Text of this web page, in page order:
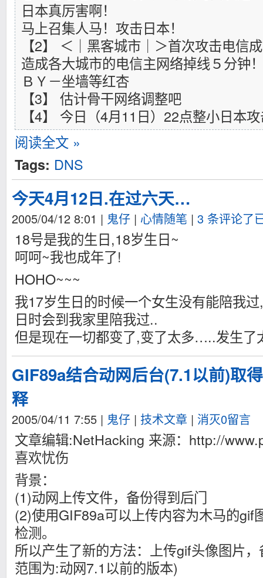
日本真厉害啊！
马上召集人马！攻击日本！
【2】 ＜｜黑客城市｜＞首次攻击电信
造成各大城市的电信主网络掉线５分钟
ＢＹ－坐墙等红杏
【3】 估计骨干网络调整吧
【4】 今日（4月11日）22点整小日本
阅读全文 »
Tags: DNS
今天4月12日.在过六天…
2005/04/12 8:01 | 鬼仔 | 心情随笔 | 3 条评论了
18号是我的生日,18岁生日~
呵呵~我也成年了!
HOHO~~~
我17岁生日的时候一个女生没有能陪我
日时会到我家里陪我过..
但是现在一切都变了,变了太多…..发生了
GIF89a结合动网后台(7.1以前)取
释
2005/04/11 7:55 | 鬼仔 | 技术文章 | 消灭0留言
文章编辑:NetHacking 来源：http://
喜欢忧伤
背景：
(1)动网上传文件，备份得到后门
(2)使用GIF89a可以上传内容为木马的gif
检测。
所以产生了新的方法：上传gif头像图片
范围为:动网7.1以前的版本)